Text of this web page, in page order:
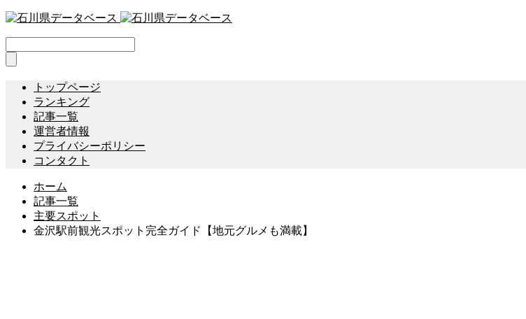
トップページ
ランキング
記事一覧
運営者情報
プライバシーポリシー
コンタクト
ホーム
記事一覧
主要スポット
金沢駅前観光スポット完全ガイド【地元グルメも満載】